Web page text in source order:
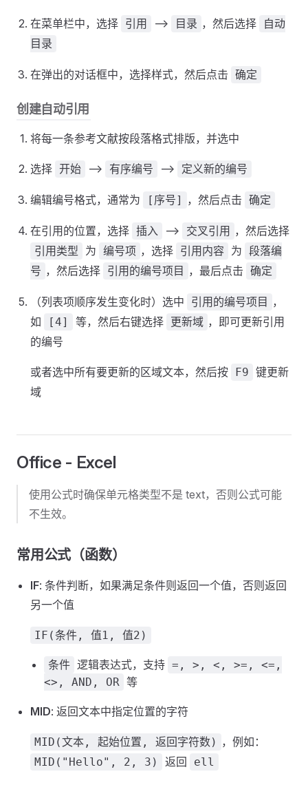
在菜单栏中，选择 引用 --> 目录 ，然后选择
自动
目录
在弹出的对话框中，选择样式，然后点击 确定
创建自动引用
将每一条参考文献按段落格式排版，并选中
选择 开始 --> 有序编号 --> 定义新的编号
编辑编号格式，通常为 [序号] ，然后点击 确定
在引用的位置，选择 插入 --> 交叉引用 ，然后选择
引用类型 为 编号项 ，选择 引用内容 为 段落编
号 ，然后选择 引用的编号项目 ，最后点击 确定
（列表项顺序发生变化时）选中 引用的编号项目 ，
如
[4] 等，然后右键选择 更新域 ，即可更新引用
的编号
或者选中所有要更新的区域文本，然后按 F9 键更新
域
Office - Excel
使用公式时确保单元格类型不是 text，否则公式可能
不生效。
常用公式（函数）
IF: 条件判断，如果满足条件则返回一个值，否则返回
另一个值
IF(条件, 值1, 值2)
条件 逻辑表达式，支持 =, >, <, >=, <=,
<>, AND, OR 等
MID: 返回文本中指定位置的字符
MID(文本, 起始位置, 返回字符数) ，例如：
MID("Hello", 2, 3) 返回 ell